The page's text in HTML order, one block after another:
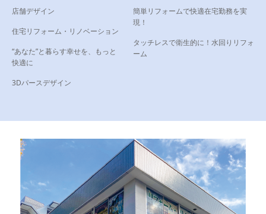
店舗デザイン
住宅リフォーム・リノベーション
“あなた”と暮らす幸せを、もっと
快適に
3Dパースデザイン
簡単リフォームで快適在宅勤務を実
現！
タッチレスで衛生的に！水回りリフォ
ーム